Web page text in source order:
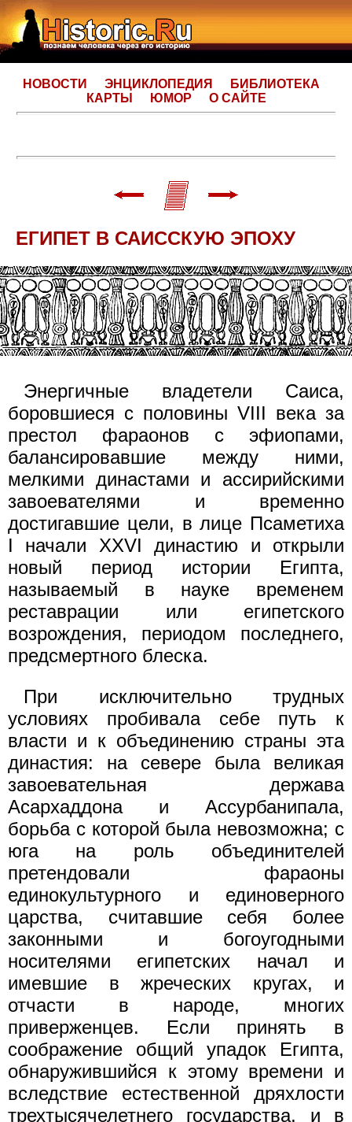
НОВОСТИ ЭНЦИКЛОПЕДИЯ
БИБЛИОТЕКА
КАРТЫ
ЮМОР О САЙТЕ
ЕГИПЕТ В САИССКУЮ ЭПОХУ
Энергичные владетели Саиса,
боровшиеся с половины VIII века за
престол фараонов с эфиопами,
балансировавшие между ними,
мелкими династами и ассирийскими
завоевателями и временно
достигавшие цели, в лице Псаметиха
I начали XXVI династию и открыли
новый период истории Египта,
называемый в науке временем
реставрации или египетского
возрождения, периодом последнего,
предсмертного блеска.
При исключительно трудных
условиях пробивала себе путь к
власти и к объединению страны эта
династия: на севере была великая
завоевательная держава
Асархаддона и Ассурбанипала,
борьба с которой была невозможна; с
юга на роль объединителей
претендовали фараоны
единокультурного и единоверного
царства, считавшие себя более
законными и богоугодными
носителями египетских начал и
имевшие в жреческих кругах, и
отчасти в народе, многих
приверженцев. Если принять в
соображение общий упадок Египта,
обнаружившийся к этому времени и
вследствие естественной дряхлости
трехтысячелетнего государства, и в